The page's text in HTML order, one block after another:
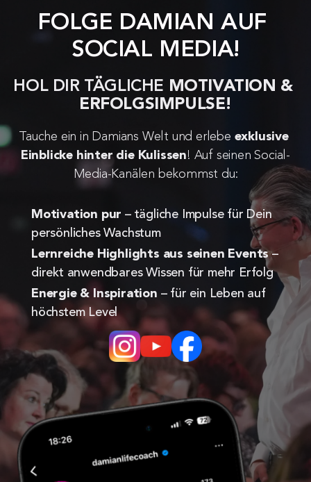
FOLGE DAMIAN AUF
SOCIAL MEDIA!
HOL DIR TÄGLICHE MOTIVATION &
ERFOLGSIMPULSE!
Tauche ein in Damians Welt und erlebe exklusive
Einblicke hinter die Kulissen! Auf seinen Social-
Media-Kanälen bekommst du:
Motivation pur – tägliche Impulse für Dein
persönliches Wachstum
Lernreiche Highlights aus seinen Events –
direkt anwendbares Wissen für mehr Erfolg
Energie & Inspiration – für ein Leben auf
höchstem Level